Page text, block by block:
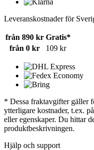
Leveranskostnader för
från 890 kr Gratis*
från 0 kr
109 kr
* Dessa fraktavgifter gäller
ytterligare kostnader, t.ex.
eller egenskaper. Du hittar
produktbeskrivningen.
Hjälp och support